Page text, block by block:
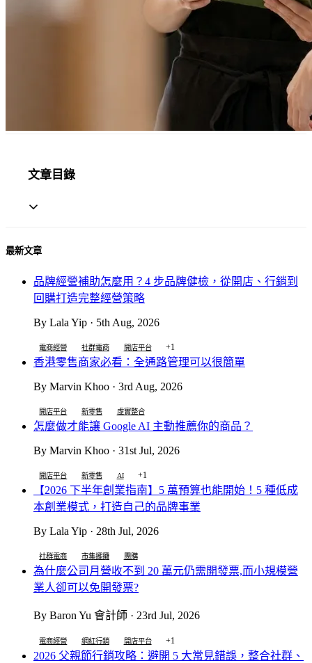
文章目錄
最新文章
品牌經營補助怎麼用？4 步品牌健檢，從開店、行銷到
回購打造完整經營策略
By Lala Yip · 5th Aug, 2026
電商經營 社群電商 開店平台 +1
香港零售商家必看：全通路管理可以很簡單
By Marvin Khoo · 3rd Aug, 2026
開店平台 新零售 虛實整合
怎麼做才能讓 Google AI 主動推薦你的商品？
By Marvin Khoo · 31st Jul, 2026
開店平台 新零售 AI +1
【2026 下半年創業指南】5 萬預算也能開始！5 種低成
本創業模式，打造自己的品牌事業
By Lala Yip · 28th Jul, 2026
社群電商 市集擺攤 團購
為什麼公司月營收不到 20 萬元仍需開發票,而小規模營
業人卻可以免開發票?
By Baron Yu 會計師 · 23rd Jul, 2026
電商經營 網紅行銷 開店平台 +1
2026 父親節行銷攻略：避開 5 大常見錯誤，整合社群、